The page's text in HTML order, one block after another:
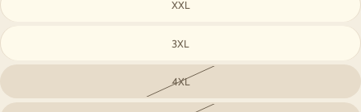
XXL
3XL
4XL